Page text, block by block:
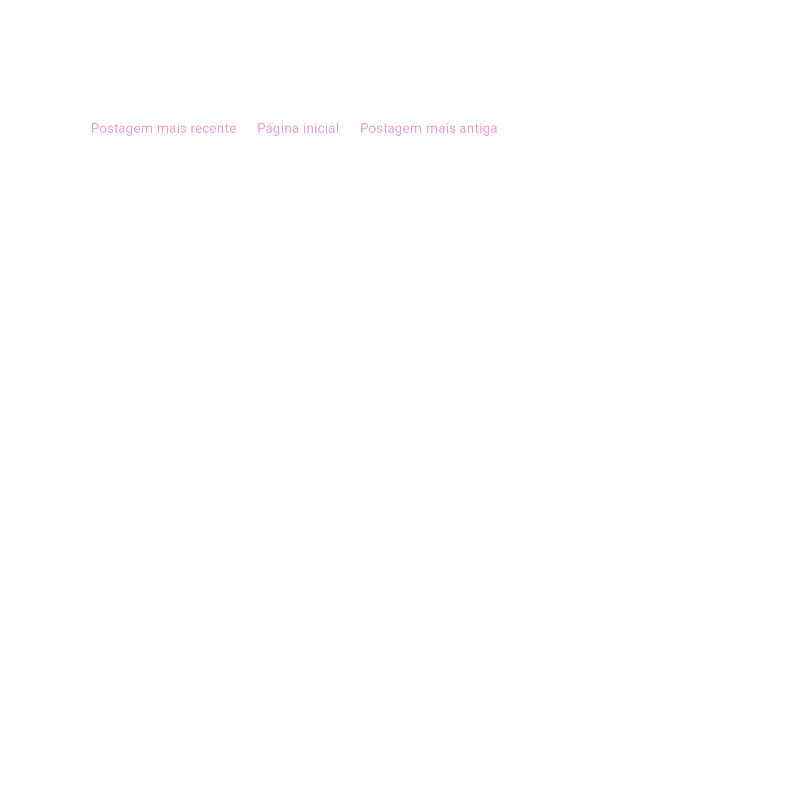
Postagem mais recente Postagem mais antiga
Página inicial